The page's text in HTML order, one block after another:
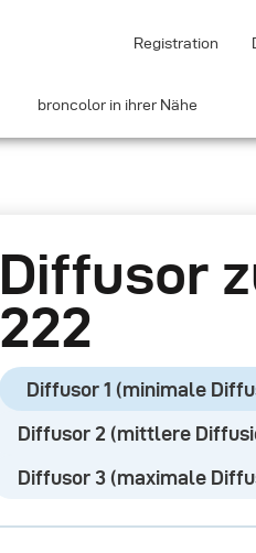
Registration
broncolor in ihrer Nähe
Diffusor
222
Diffusor 1 (minimale
Diffusor 2 (mittlere
Diffusor 3 (maximale